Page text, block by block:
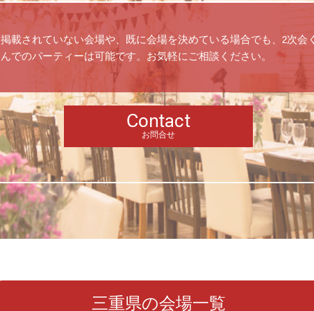
掲載されていない会場や、既に会場を決めている場合でも、2次会
んでのパーティーは可能です。お気軽にご相談ください。
Contact
お問合せ
三重県の会場一覧